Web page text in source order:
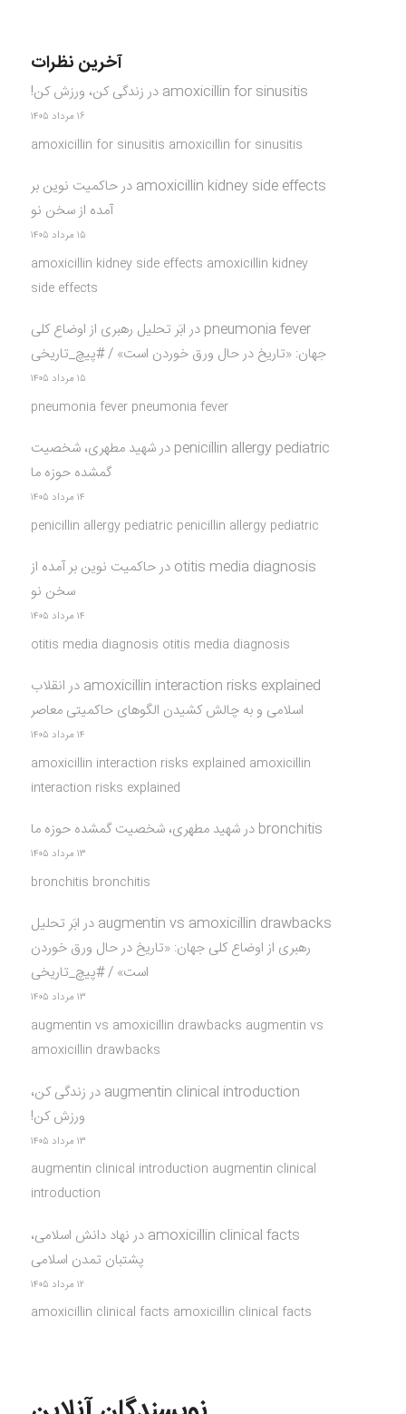
آخرین نظرات
amoxicillin for sinusitis در زندگی کن، ورزش کن!
۱۶ مرداد ۱۴۰۵
amoxicillin for sinusitis amoxicillin for sinusitis
amoxicillin kidney side effects درحاکمیت نوین بر
آمده از سخن نو
۱۵ مرداد ۱۴۰۵
amoxicillin kidney side effects amoxicillin kidney
side effects
pneumonia fever درابَر تحلیل رهبری از اوضاع کلی
جهان: «تاریخ در حال ورق خوردن است» / #پیچ_تاریخی
۱۵ مرداد ۱۴۰۵
pneumonia fever pneumonia fever
penicillin allergy pediatric درشهید مطهری، شخصیت
گمشده حوزه ما
۱۴ مرداد ۱۴۰۵
penicillin allergy pediatric penicillin allergy pediatric
otitis media diagnosis درحاکمیت نوین بر آمده از
سخن نو
۱۴ مرداد ۱۴۰۵
otitis media diagnosis otitis media diagnosis
amoxicillin interaction risks explained درانقلاب
اسلامی و به چالش کشیدن الگوهای حاکمیتی معاصر
۱۴ مرداد ۱۴۰۵
amoxicillin interaction risks explained amoxicillin
interaction risks explained
bronchitis درشهید مطهری، شخصیت گمشده حوزه ما
۱۳ مرداد ۱۴۰۵
bronchitis bronchitis
augmentin vs amoxicillin drawbacks درابَر تحلیل
رهبری از اوضاع کلی جهان: «تاریخ در حال ورق خوردن
است» / #پیچ_تاریخی
۱۳ مرداد ۱۴۰۵
augmentin vs amoxicillin drawbacks augmentin vs
amoxicillin drawbacks
augmentin clinical introduction در زندگی کن،
ورزش کن!
۱۳ مرداد ۱۴۰۵
augmentin clinical introduction augmentin clinical
introduction
amoxicillin clinical facts در نهاد دانش اسلامی،
پشتبان تمدن اسلامی
۱۲ مرداد ۱۴۰۵
amoxicillin clinical facts amoxicillin clinical facts